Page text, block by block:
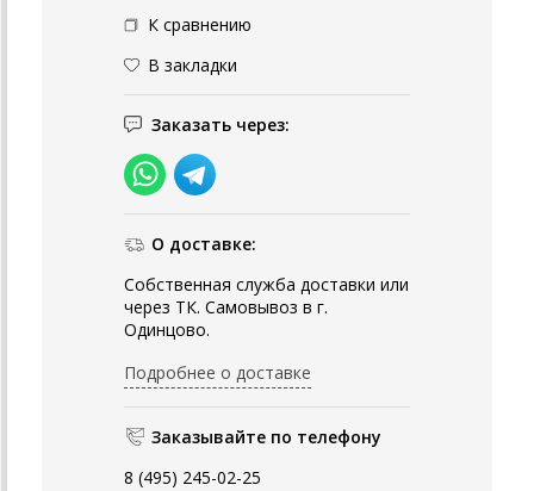
К сравнению
В закладки
Заказать через:
О доставке:
Собственная служба доставки или
через ТК. Самовывоз в г.
Одинцово.
Подробнее о доставке
Заказывайте по телефону
8 (495) 245-02-25